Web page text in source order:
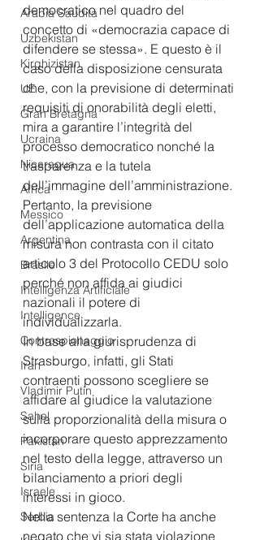
Arabia Saudita
Uzbekistan
Kirghizistan
UE
Gran Bretagna
Ucraina
Nicaragua
Africa
Messico
Argentina
Brasile
Intelligenza Artificiale
Intelligence
Controspionaggio
Iran
Vladimir Putin
Sahel
Pakistan
Siria
Israele
Serbia
democratico nel quadro del
concetto di «democrazia capace di
difendere se stessa». E questo è il
caso della disposizione censurata
che, con la previsione di determinati
requisiti di onorabilità degli eletti,
mira a garantire l’integrità del
processo democratico nonché la
trasparenza e la tutela
dell’immagine dell’amministrazione.
Pertanto, la previsione
dell’applicazione automatica della
misura non contrasta con il citato
articolo 3 del Protocollo CEDU solo
perché non affida ai giudici
nazionali il potere di
individualizzarla.
In base alla giurisprudenza di
Strasburgo, infatti, gli Stati
contraenti possono scegliere se
affidare al giudice la valutazione
sulla proporzionalità della misura o
incorporare questo apprezzamento
nel testo della legge, attraverso un
bilanciamento a priori degli
interessi in gioco.
Nella sentenza la Corte ha anche
negato che vi sia stata violazione